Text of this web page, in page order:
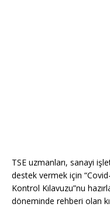
TSE uzmanları, sanayi
destek vermek için
Kontrol Kılavuzu”nu
döneminde rehberi olan